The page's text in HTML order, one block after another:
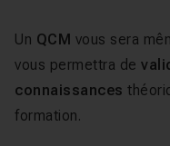
Un QCM vous sera
vous permettra de
connaissances
formation.